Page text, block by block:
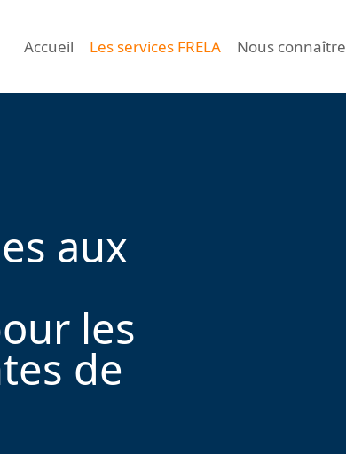
Accueil Les services FRELA Nous connaître
aux
les
de